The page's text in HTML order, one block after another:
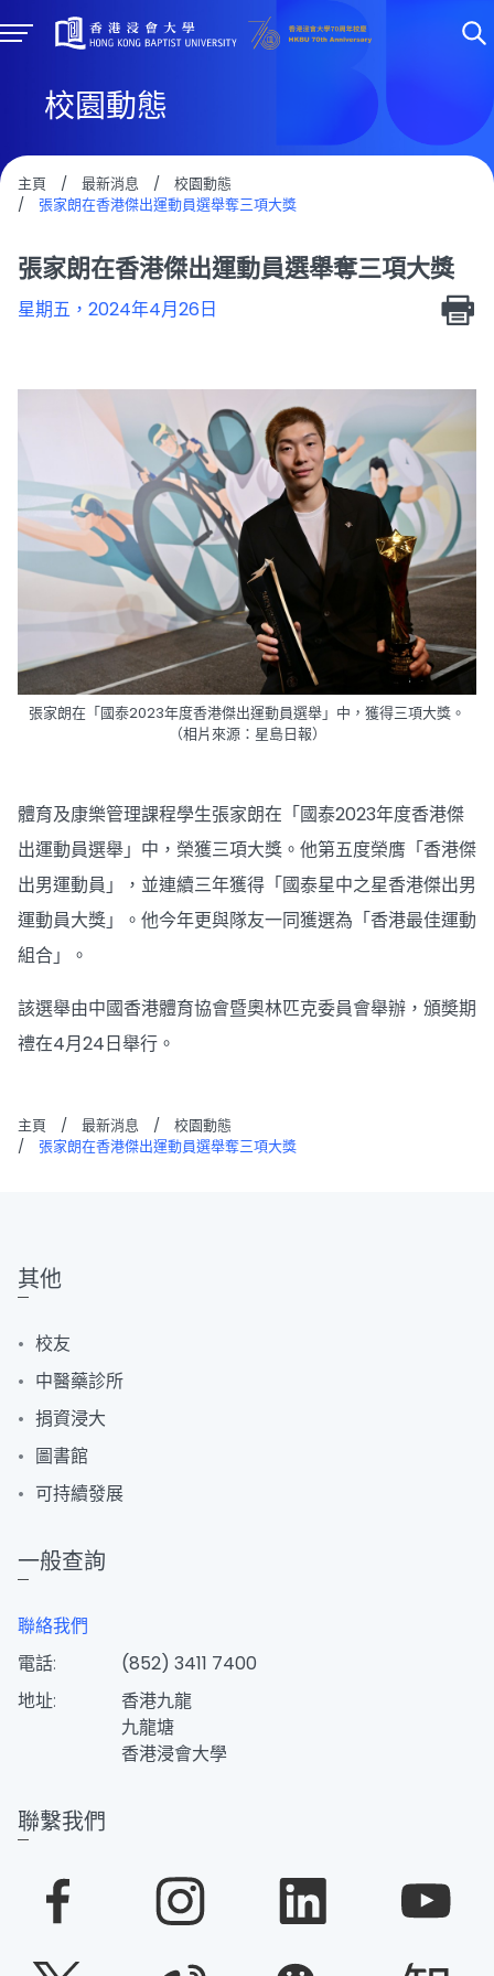
校園動態
主頁 / 最新消息 /
校園動態
/
張家朗在香港傑出運動員選舉奪三項大獎
張家朗在香港傑出運動員選舉奪三項大獎
星期五，2024年4月26日
張家朗在「國泰2023年度香港傑出運動員選舉」中，獲得三項大獎。
（相片來源：星島日報）
體育及康樂管理課程學生張家朗在「國泰2023年度香港傑
出運動員選舉」中，榮獲三項大獎。他第五度榮膺「香港傑
出男運動員」，並連續三年獲得「國泰星中之星香港傑出男
運動員大獎」。他今年更與隊友一同獲選為「香港最佳運動
組合」。
該選舉由中國香港體育協會暨奧林匹克委員會舉辦，頒奬期
禮在4月24日舉行。
主頁 / 最新消息 /
校園動態
/
張家朗在香港傑出運動員選舉奪三項大獎
其他
校友
中醫藥診所
捐資浸大
圖書館
可持續發展
一般查詢
聯絡我們
電話:
(852) 3411 7400
地址:
香港九龍
九龍塘
香港浸會大學
聯繫我們